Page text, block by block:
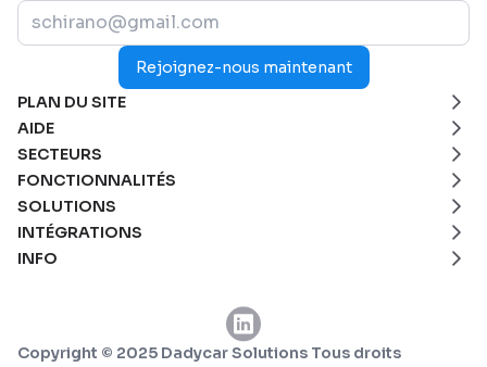
Rejoignez-nous maintenant
PLAN DU SITE
Page d'accueil
Secteurs
Pourquoi Dadycar
Tarification
AIDE
Nous contacter
SECTEURS
Service et maintenance
Santé et services d’urgence
Flottes commerciales
BTP
Transport et logistique
FONCTIONNALITÉS
Tableau de bord personnalisé
Suivi télématique en temps réel
Maintenance prédictive et automatisée
Automatisation des flux de travail
Gestion des dépenses opérationnelles
Gestion des sinistres et des amendes
SOLUTIONS
Géolocalisation et suivi de flotte
Autopartage en entreprise
INTÉGRATIONS
Véhicules connectés - OEM
Partenaires de maintenance
INFO
Copyright © 2025 Dadycar Solutions Tous droits